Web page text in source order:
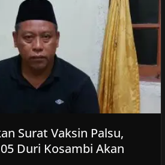
Surat Vaksin Palsu,
Duri Kosambi Akan